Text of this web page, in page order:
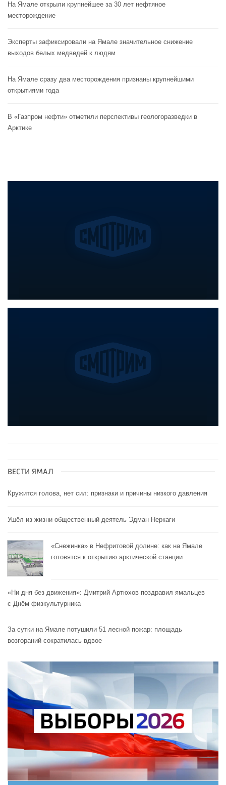
На Ямале открыли крупнейшее за 30 лет нефтяное
месторождение
Эксперты зафиксировали на Ямале значительное снижение
выходов белых медведей к людям
На Ямале сразу два месторождения признаны крупнейшими
открытиями года
В «Газпром нефти» отметили перспективы геологоразведки в
Арктике
ВЕСТИ ЯМАЛ
Кружится голова, нет сил: признаки и причины низкого давления
Ушёл из жизни общественный деятель Эдман Неркаги
«Снежинка» в Нефритовой долине: как на Ямале
готовятся к открытию арктической станции
«Ни дня без движения»: Дмитрий Артюхов поздравил ямальцев
с Днём физкультурника
За сутки на Ямале потушили 51 лесной пожар: площадь
возгораний сократилась вдвое